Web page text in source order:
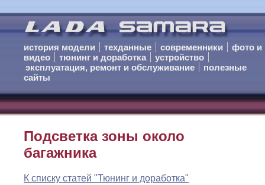
история модели техданные современники
фото и
видео
тюнинг и доработка
устройство
эксплуатация, ремонт и обслуживание
полезные
сайты
Подсветка зоны около
багажника
К списку статей "Тюнинг и доработка"